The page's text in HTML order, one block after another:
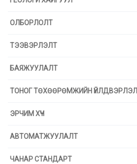
ОЛБОРЛОЛТ
ТЭЭВЭРЛЭЛТ
БАЯЖУУЛАЛТ
ТОНОГ ТӨХӨӨРӨМЖИЙН ҮЙЛДВЭРЛЭЛ
ЭРЧИМ ХҮЧ
АВТОМАТЖУУЛАЛТ
ЧАНАР СТАНДАРТ